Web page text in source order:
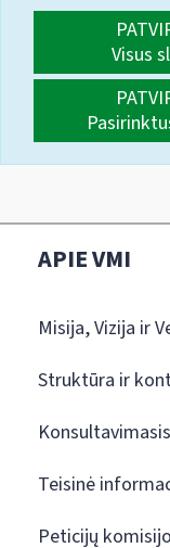
Visus
APIE VMI
Misija, Vizija ir
Struktūra ir
Teisinė
Peticijų